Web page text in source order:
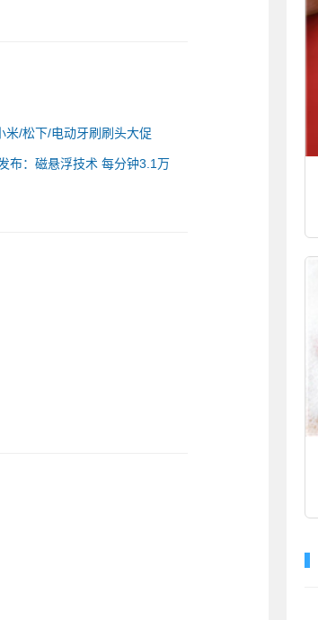
米/松下/电动牙刷刷头大促
布：磁悬浮技术 每分钟3.1万